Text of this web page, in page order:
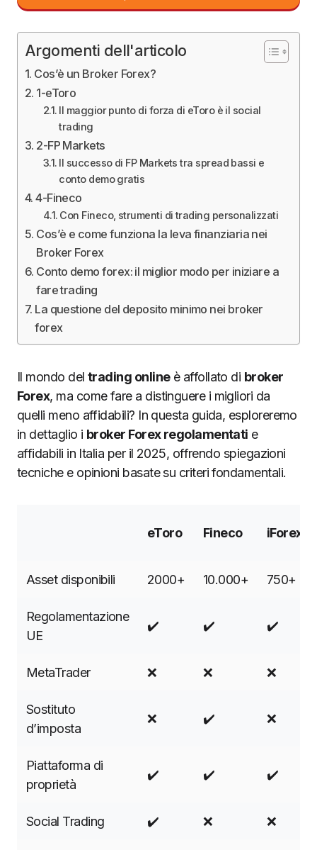
Argomenti dell'articolo
Cos’è un Broker Forex?
1-eToro
Il maggior punto di forza di eToro è il social
trading
2-FP Markets
Il successo di FP Markets tra spread bassi e
conto demo gratis
4-Fineco
Con Fineco, strumenti di trading personalizzati
Cos’è e come funziona la leva finanziaria nei
Broker Forex
Conto demo forex: il miglior modo per iniziare a
fare trading
La questione del deposito minimo nei broker
forex
Il mondo del trading onlineè affollato di broker
Forex, ma come fare a distinguere i migliori da
quelli meno affidabili? In questa guida, esploreremo
in dettaglio i broker Forex regolamentati e
affidabili in Italia per il 2025, offrendo spiegazioni
tecniche e opinioni basate su criteri fondamentali.
eToro Fineco iForex
Asset disponibili 2000+ 10.000+ 750+
Regolamentazione
UE
✔️ ✔️ ✔️
MetaTrader ❌ ❌ ❌
Sostituto
d’imposta
❌ ✔️ ❌
Piattaforma di
proprietà
✔️ ✔️ ✔️
Social Trading ✔️ ❌ ❌